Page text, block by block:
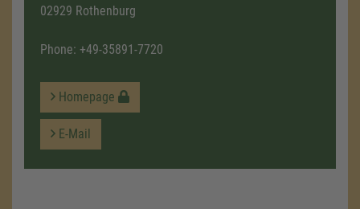
02929 Rothenburg
Phone: +49-35891-7720
Homepage
E-Mail